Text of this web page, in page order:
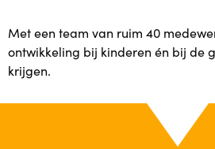
Zorgstructuur
Met een team van ruim 40
ontwikkeling bij kinderen én bij de
krijgen.